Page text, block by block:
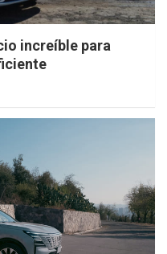
increíble para